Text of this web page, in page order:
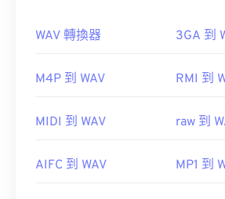
初始版本：2000
實用連結：
https://xiph.org/vorbis/
UltraMixer
WAV 轉換器 3GA 到
M4P 到 WAV RMI 到
MIDI 到 WAV raw 到
AIFC 到 WAV MP1 到